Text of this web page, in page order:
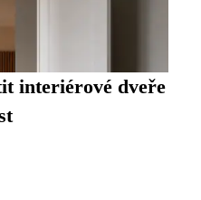
interiérové dveře